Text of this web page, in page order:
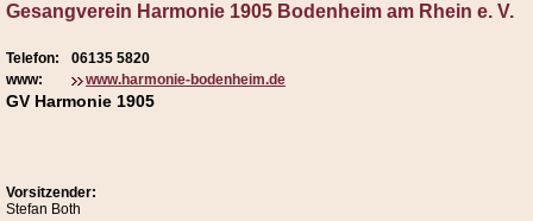
Gesangverein Harmonie 1905 Bodenheim am Rhein e. V.
Telefon:
06135 5820
www:
www.harmonie-bodenheim.de
GV Harmonie 1905
Vorsitzender:
Stefan Both